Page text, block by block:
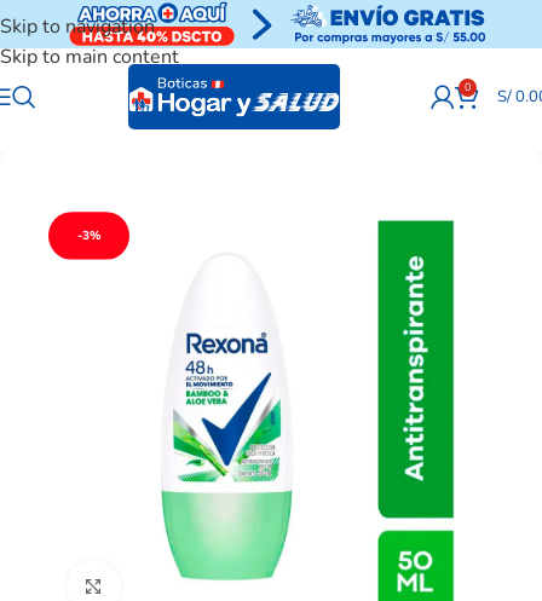
Skip to navigation
Skip to main content
0 S/
-3%
Clic para ampliar